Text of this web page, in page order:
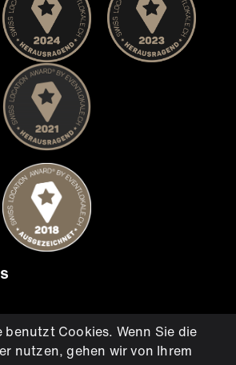
benutzt Cookies. Wenn Sie die
nutzen, gehen wir von Ihrem